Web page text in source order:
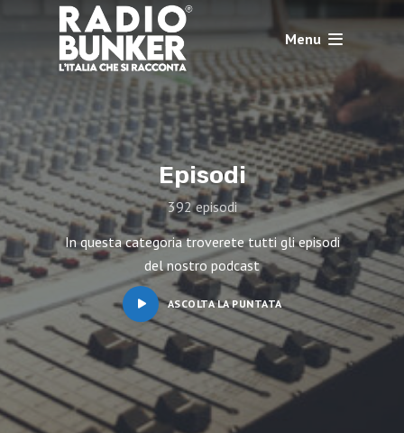
Menu
Episodi
392 episodi
In questa categoria troverete tutti gli episodi
del nostro podcast
ASCOLTA LA PUNTATA